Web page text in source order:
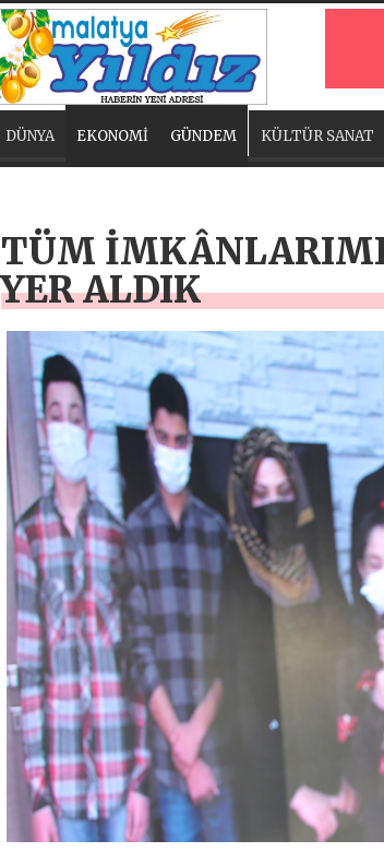
DÜNYA EKONOMİ GÜNDEM KÜLTÜR SANAT
TÜM
YER ALDIK